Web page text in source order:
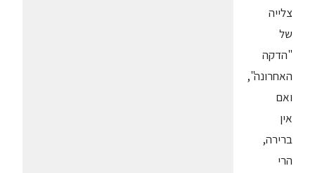
צלייה
של
"הדקה
האחרונה",
ואם
אין
ברירה,
הרי